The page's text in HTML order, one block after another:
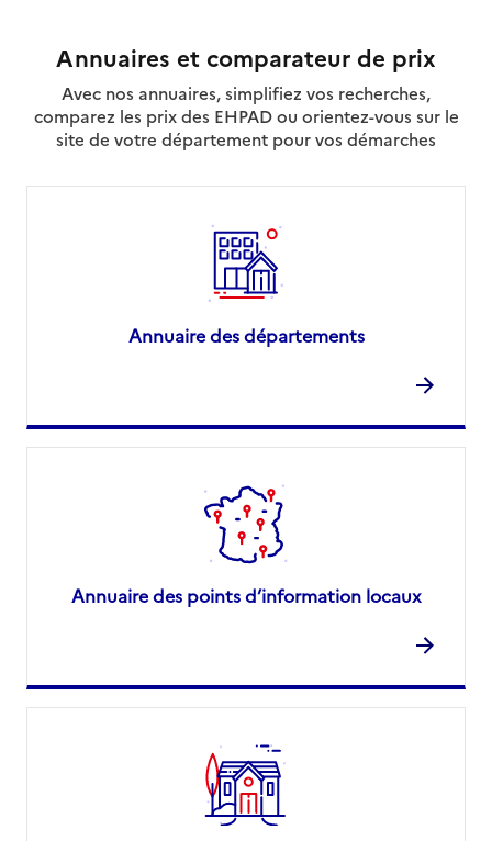
Annuaires et comparateur de prix
Avec nos annuaires, simplifiez vos recherches,
comparez les prix des EHPAD ou orientez-vous sur le
site de votre département pour vos démarches
Annuaire des départements
Annuaire des points d’information locaux